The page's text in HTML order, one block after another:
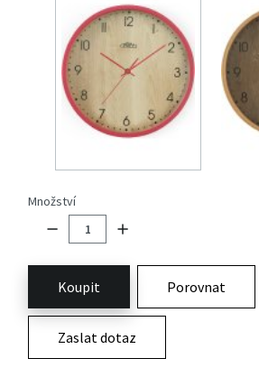
Množství
Koupit Porovnat
Zaslat dotaz